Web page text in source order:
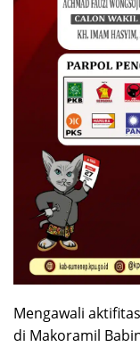
Mengawali
di Makoramil